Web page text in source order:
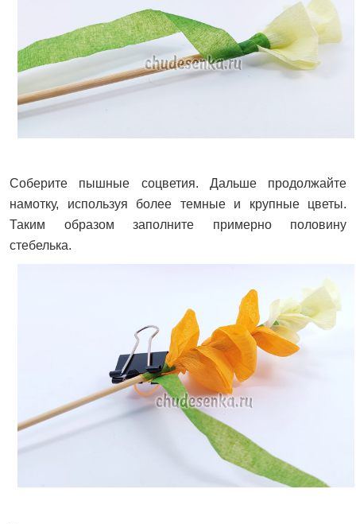
Соберите пышные соцветия. Дальше продолжайте
намотку, используя более темные и крупные цветы.
Таким образом заполните примерно половину
стебелька.